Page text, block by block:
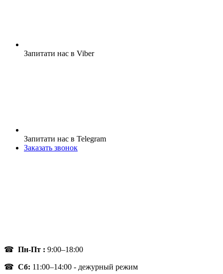
Запитати нас в Viber
Запитати нас в Telegram
Заказать звонок
☎ Пн-Пт : 9:00–18:00
☎ Сб: 11:00–14:00 - дежурный режим